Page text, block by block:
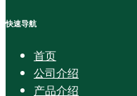
快速导航
首页
公司介绍
产品介绍